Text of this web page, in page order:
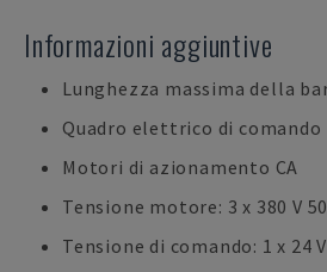
Informazioni aggiuntive
Lunghezza massima della
Quadro elettrico di comando
Motori di azionamento CA
Tensione motore: 3 x 380 V
Tensione di comando: 1 x 24 V